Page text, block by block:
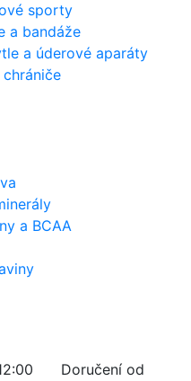
sporty
a bandáže
a úderové aparáty
a BCAA
Doručení od